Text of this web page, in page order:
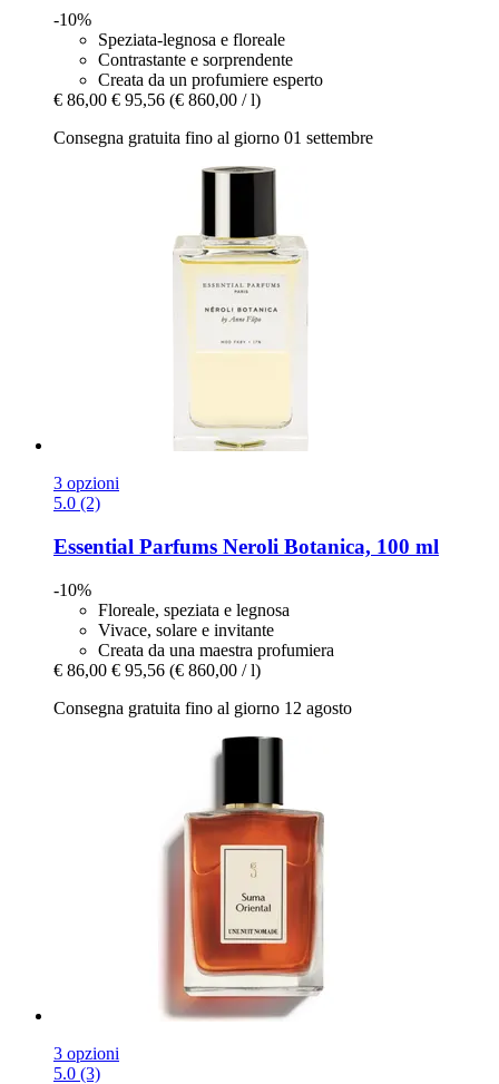
-10%
Speziata-legnosa e floreale
Contrastante e sorprendente
Creata da un profumiere esperto
€ 86,00 € 95,56 (€ 860,00 / l)
Consegna gratuita fino al giorno 01 settembre
3 opzioni
5.0 (2)
Essential Parfums Neroli Botanica, 100 ml
-10%
Floreale, speziata e legnosa
Vivace, solare e invitante
Creata da una maestra profumiera
€ 86,00 € 95,56 (€ 860,00 / l)
Consegna gratuita fino al giorno 12 agosto
3 opzioni
5.0 (3)